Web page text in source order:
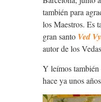
también para
los Maestros. Es
gran santo Ved
autor de los
Y leímos también
hace ya unos